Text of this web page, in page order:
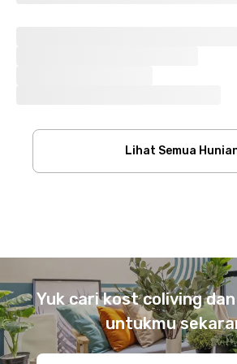
Lihat Semua
Yuk cari kost coliving
untukmu